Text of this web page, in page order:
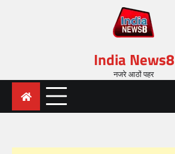
India News8
नजरे आठों पहर